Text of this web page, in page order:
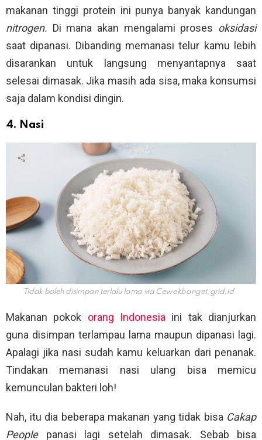
makanan tinggi protein ini punya banyak kandungan
nitrogen. Di mana akan mengalami proses oksidasi
saat dipanasi. Dibanding memanasi telur kamu lebih
disarankan untuk langsung menyantapnya saat
selesai dimasak. Jika masih ada sisa, maka konsumsi
saja dalam kondisi dingin.
4. Nasi
Tidak boleh disimpan terlalu lama viaCewekbanget.grid.id
Makanan pokok orang Indonesia ini tak dianjurkan
guna disimpan terlampau lama maupun dipanasi lagi.
Apalagi jika nasi sudah kamu keluarkan dari penanak.
Tindakan memanasi nasi ulang bisa memicu
kemunculan bakteri loh!
Nah, itu dia beberapa makanan yang tidak bisa Cakap
People panasi lagi setelah dimasak. Sebab bisa